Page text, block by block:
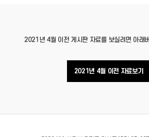
2021년 4월 이전 게시판 자료를 보실려면 아래
2021년 4월 이전 자료보기